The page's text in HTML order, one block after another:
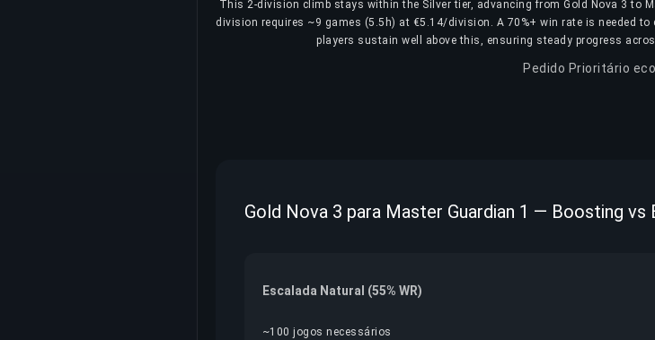
This 2-division climb stays within the Silver tier, advancing from Gold Nova 3 to
division requires ~9 games (5.5h) at €5.14/division. A 70%+ win rate is needed
players sustain well above this, ensuring steady progress
Pedido Prioritário
Gold Nova 3 para Master Guardian 1 — Boosting vs
Escalada Natural (55% WR)
~100 jogos necessários